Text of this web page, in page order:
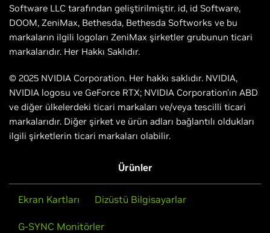
Software LLC tarafından geliştirilmiştir. id, id Software,
DOOM, ZeniMax, Bethesda, Bethesda Softworks ve bu
markaların ilgili logoları ZeniMax şirketler grubunun ticari
markalarıdır. Her Hakkı Saklıdır.
© 2025 NVIDIA Corporation. Her hakkı saklıdır. NVIDIA,
NVIDIA logosu ve GeForce RTX; NVIDIA Corporation'ın ABD
ve diğer ülkelerdeki ticari markaları ve/veya tescilli ticari
markalarıdır. Diğer şirket ve ürün adları bağlantılı oldukları
ilgili şirketlerin ticari markaları olabilir.
Ürünler
Ekran Kartları Dizüstü Bilgisayarlar
G-SYNC Monitörler